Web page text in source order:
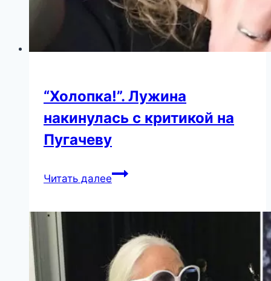
“Холопка!”. Лужина
накинулась с критикой на
Пугачеву
Читать далее“Холопка!”.
критикой
на
Пугачеву